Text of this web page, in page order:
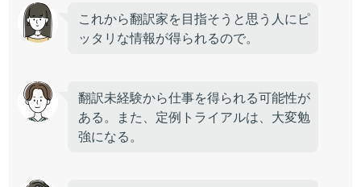
これから翻訳家を目指そうと思う人にピ
ッタリな情報が得られるので。
翻訳未経験から仕事を得られる可能性が
ある。また、定例トライアルは、大変勉
強になる。